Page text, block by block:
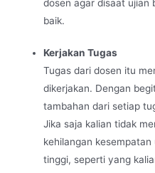
dosen agar disaat ujian
baik.
Kerjakan Tugas
Tugas dari dosen itu
dikerjakan. Dengan
tambahan dari setiap
Jika saja kalian tidak
kehilangan
tinggi, seperti yang